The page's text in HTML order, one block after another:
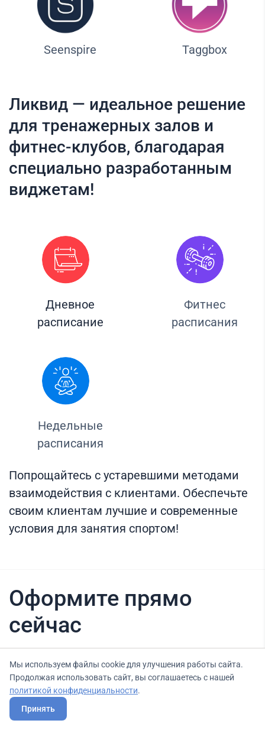
Seenspire Taggbox
Ликвид — идеальное решение
для тренажерных залов и
фитнес-клубов, благодарая
специально разработанным
виджетам!
Дневное
расписание
Фитнес
расписания
Недельные
расписания
Попрощайтесь с устаревшими методами
взаимодействия с клиентами. Обеспечьте
своим клиентам лучшие и современные
условия для занятия спортом!
Оформите прямо
сейчас
Нашли вариант выгоднее? Сообщите нам
об этом, и мы подберем для Вас выгодные
Мы используем файлы cookie для улучшения работы сайта.
Продолжая использовать сайт, вы соглашаетесь с нашей
политикой конфиденциальности.
Принять